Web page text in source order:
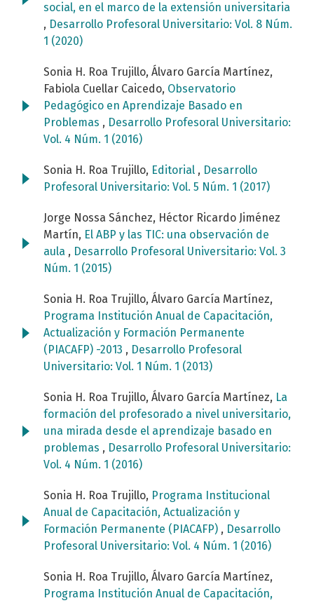
social, en el marco de la extensión universitaria
, Desarrollo Profesoral Universitario: Vol. 8 Núm.
1 (2020)
Sonia H. Roa Trujillo, Álvaro García Martínez,
Fabiola Cuellar Caicedo, Observatorio
Pedagógico en Aprendizaje Basado en
Problemas , Desarrollo Profesoral Universitario:
Vol. 4 Núm. 1 (2016)
Sonia H. Roa Trujillo, Editorial , Desarrollo
Profesoral Universitario: Vol. 5 Núm. 1 (2017)
Jorge Nossa Sánchez, Héctor Ricardo Jiménez
Martín, El ABP y las TIC: una observación de
aula , Desarrollo Profesoral Universitario: Vol. 3
Núm. 1 (2015)
Sonia H. Roa Trujillo, Álvaro García Martínez,
Programa Institución Anual de Capacitación,
Actualización y Formación Permanente
(PIACAFP) -2013 , Desarrollo Profesoral
Universitario: Vol. 1 Núm. 1 (2013)
Sonia H. Roa Trujillo, Álvaro García Martínez, La
formación del profesorado a nivel universitario,
una mirada desde el aprendizaje basado en
problemas , Desarrollo Profesoral Universitario:
Vol. 4 Núm. 1 (2016)
Sonia H. Roa Trujillo, Programa Institucional
Anual de Capacitación, Actualización y
Formación Permanente (PIACAFP) , Desarrollo
Profesoral Universitario: Vol. 4 Núm. 1 (2016)
Sonia H. Roa Trujillo, Álvaro García Martínez,
Programa Institución Anual de Capacitación,